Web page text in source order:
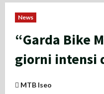
News
“Garda Bike
giorni intensi
MTB Iseo